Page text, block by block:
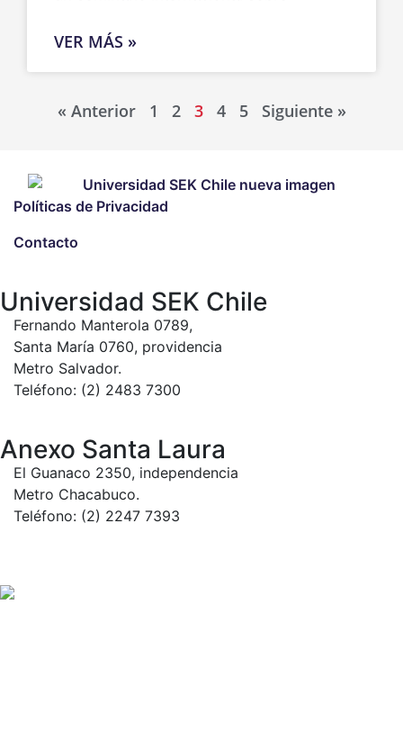
VER MÁS »
« Anterior 1 2 3 4 5 Siguiente »
Políticas de Privacidad
Contacto
Universidad SEK Chile
Fernando Manterola 0789,
Santa María 0760, providencia
Metro Salvador.
Teléfono: (2) 2483 7300
Anexo Santa Laura
El Guanaco 2350, independencia
Metro Chacabuco.
Teléfono: (2) 2247 7393